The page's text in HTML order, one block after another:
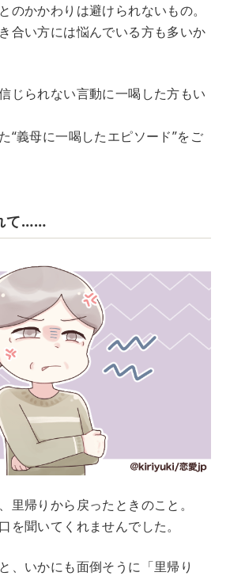
u
t
のかかわりは避けられないもの。
合い方には悩んでいる方も多いか
じられない言動に一喝した方もい
“義母に一喝したエピソード”をご
て……
里帰りから戻ったときのこと。
を聞いてくれませんでした。
、いかにも面倒そうに「里帰り